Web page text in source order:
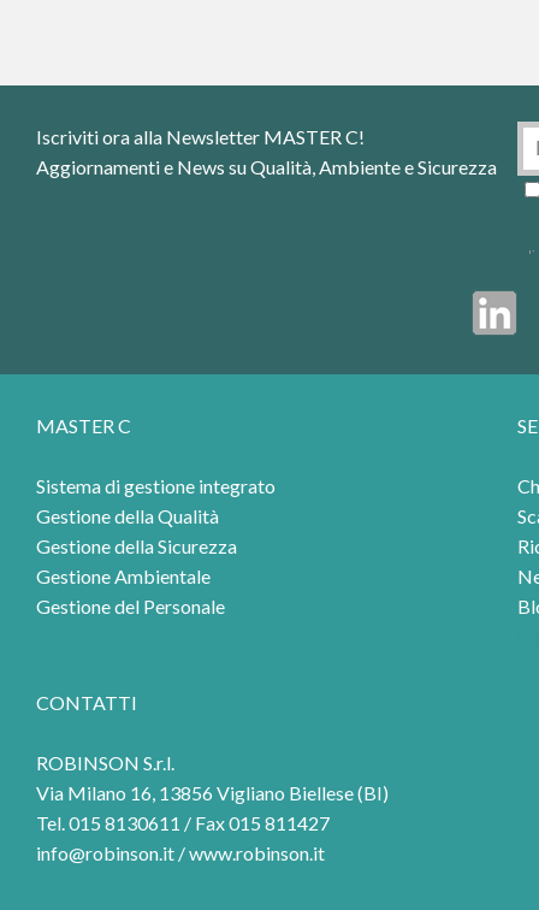
Iscriviti ora alla Newsletter MASTER C!
Aggiornamenti e News su Qualità, Ambiente e Sicurezza
MASTER C
Sistema di gestione integrato
Gestione della Qualità
Gestione della Sicurezza
Gestione Ambientale
Gestione del Personale
CONTATTI
ROBINSON S.r.l.
Via Milano 16, 13856 Vigliano Biellese (BI)
Tel. 015 8130611 / Fax 015 811427
info@robinson.it /www.robinson.it